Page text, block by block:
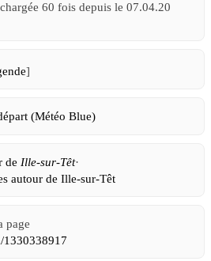
60 fois depuis le 07.04.20
]
(Météo Blue)
de Ille-sur-Têt·
autour de Ille-sur-Têt
page